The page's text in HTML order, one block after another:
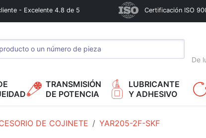
- Excelente 4.8 de 5 Certificación ISO
De
TRANSMISIÓN
DE POTENCIA
LUBRICANTE
Y ADHESIVO
DE COJINETE YAR205-2F-SKF